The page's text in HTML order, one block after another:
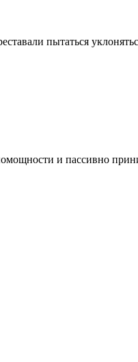
пытаться
и пассивно